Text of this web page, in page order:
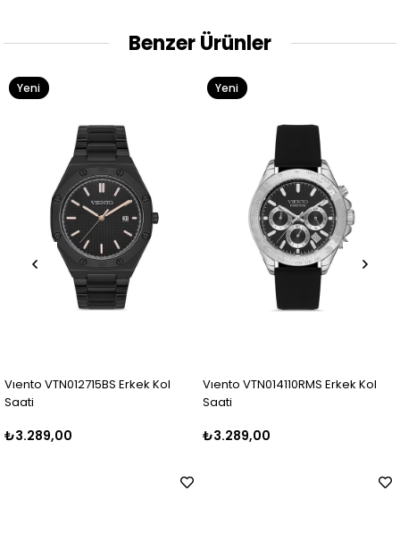
Benzer Ürünler
Erkek Kol
Vıento VTN014110RMS Erkek Kol
Vıento